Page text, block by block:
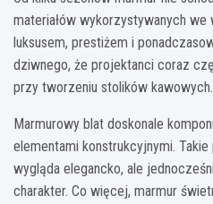
materiałów wykorzystywanych
luksusem, prestiżem i
dziwnego, że projektanci coraz
przy tworzeniu stolików kawowych.
Marmurowy blat doskonale
elementami konstrukcyjnymi.
wygląda elegancko, ale
charakter. Co więcej, marmur